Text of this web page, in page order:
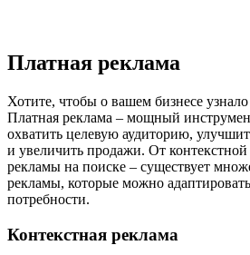
Платная реклама
Хотите, чтобы о вашем бизнесе
Платная реклама – мощный
охватить целевую аудиторию,
и увеличить продажи. От
рекламы на поиске – существует
рекламы, которые можно
потребности.
Контекстная реклама